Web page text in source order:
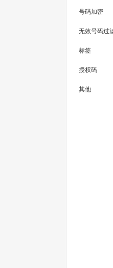
号码加密
无效号码过
标签
授权码
其他